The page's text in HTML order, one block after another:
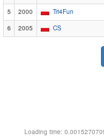
5
2000 Tri4Fun
6
2005 CS
Loading time: